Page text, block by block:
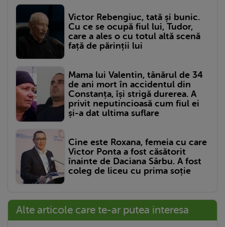
Victor Rebengiuc, tată și bunic.
Cu ce se ocupă fiul lui, Tudor,
care a ales o cu totul altă scenă
față de părinții lui
Mama lui Valentin, tânărul de 34
de ani mort în accidentul din
Constanța, își strigă durerea. A
privit neputincioasă cum fiul ei
și-a dat ultima suflare
Cine este Roxana, femeia cu care
Victor Ponta a fost căsătorit
înainte de Daciana Sârbu. A fost
coleg de liceu cu prima soție
Alte articole care te-ar putea interesa